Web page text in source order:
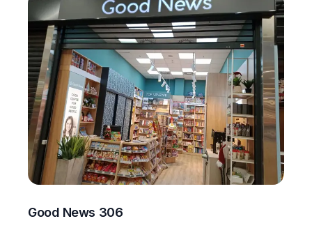
Good News 306